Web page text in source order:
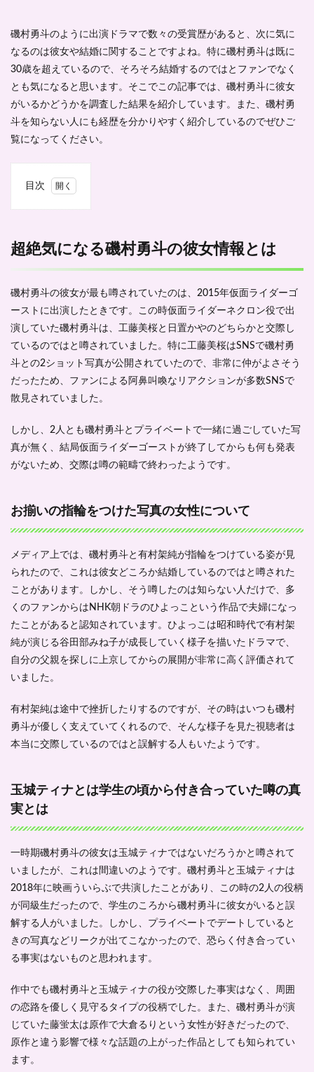
磯村勇斗のように出演ドラマで数々の受賞歴があると、次に気に
なるのは彼女や結婚に関することですよね。特に磯村勇斗は既に
30歳を超えているので、そろそろ結婚するのではとファンでなく
とも気になると思います。そこでこの記事では、磯村勇斗に彼女
がいるかどうかを調査した結果を紹介しています。また、磯村勇
斗を知らない人にも経歴を分かりやすく紹介しているのでぜひご
覧になってください。
目次
なる
磯村
女情
報と
1.1
いの
指輪
をつ
の女
性に
て
玉城
ティ
ナと
生の
頃か
き合
って
いた
噂の
真実
とは
1.3
プル
の出
てい
関係
とは
1.4
美桜
が磯
村勇
斗に
ぞっ
こん
た噂
も考
よう
磯村
勇斗
が英
超絶気になる磯村勇斗の彼女情報とは
磯村勇斗の彼女が最も噂されていたのは、2015年仮面ライダーゴ
ーストに出演したときです。この時仮面ライダーネクロン役で出
演していた磯村勇斗は、工藤美桜と日置かやのどちらかと交際し
ているのではと噂されていました。特に工藤美桜はSNSで磯村勇
斗との2ショット写真が公開されていたので、非常に仲がよさそう
だったため、ファンによる阿鼻叫喚なリアクションが多数SNSで
散見されていました。
しかし、2人とも磯村勇斗とプライベートで一緒に過ごしていた写
真が無く、結局仮面ライダーゴーストが終了してからも何も発表
がないため、交際は噂の範疇で終わったようです。
お揃いの指輪をつけた写真の女性について
メディア上では、磯村勇斗と有村架純が指輪をつけている姿が見
られたので、これは彼女どころか結婚しているのではと噂された
ことがあります。しかし、そう噂したのは知らない人だけで、多
くのファンからはNHK朝ドラのひよっこという作品で夫婦になっ
たことがあると認知されています。ひよっこは昭和時代で有村架
純が演じる谷田部みね子が成長していく様子を描いたドラマで、
自分の父親を探しに上京してからの展開が非常に高く評価されて
いました。
有村架純は途中で挫折したりするのですが、その時はいつも磯村
勇斗が優しく支えていてくれるので、そんな様子を見た視聴者は
本当に交際しているのではと誤解する人もいたようです。
玉城ティナとは学生の頃から付き合っていた噂の真
実とは
一時期磯村勇斗の彼女は玉城ティナではないだろうかと噂されて
いましたが、これは間違いのようです。磯村勇斗と玉城ティナは
2018年に映画ういらぶで共演したことがあり、この時の2人の役柄
が同級生だったので、学生のころから磯村勇斗に彼女がいると誤
解する人がいました。しかし、プライベートでデートしていると
きの写真などリークが出てこなかったので、恐らく付き合ってい
る事実はないものと思われます。
作中でも磯村勇斗と玉城ティナの役が交際した事実はなく、周囲
の恋路を優しく見守るタイプの役柄でした。また、磯村勇斗が演
じていた藤蛍太は原作で大倉るりという女性が好きだったので、
原作と違う影響で様々な話題の上がった作品としても知られてい
ます。